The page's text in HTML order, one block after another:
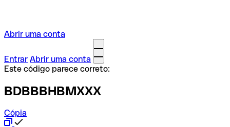
Abrir uma conta
Entrar Abrir uma conta
Este código parece correto:
BDBBBHBMXXX
Cópia